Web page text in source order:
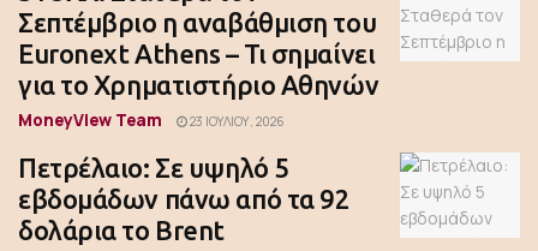
Σεπτέμβριο η αναβάθμιση του
Euronext Athens – Τι σημαίνει
για το Χρηματιστήριο Αθηνών
MoneyView Team 23 ΙΟΥΛΊΟΥ, 2026
Πετρέλαιο: Σε υψηλό 5
εβδομάδων πάνω από τα 92
δολάρια το Brent